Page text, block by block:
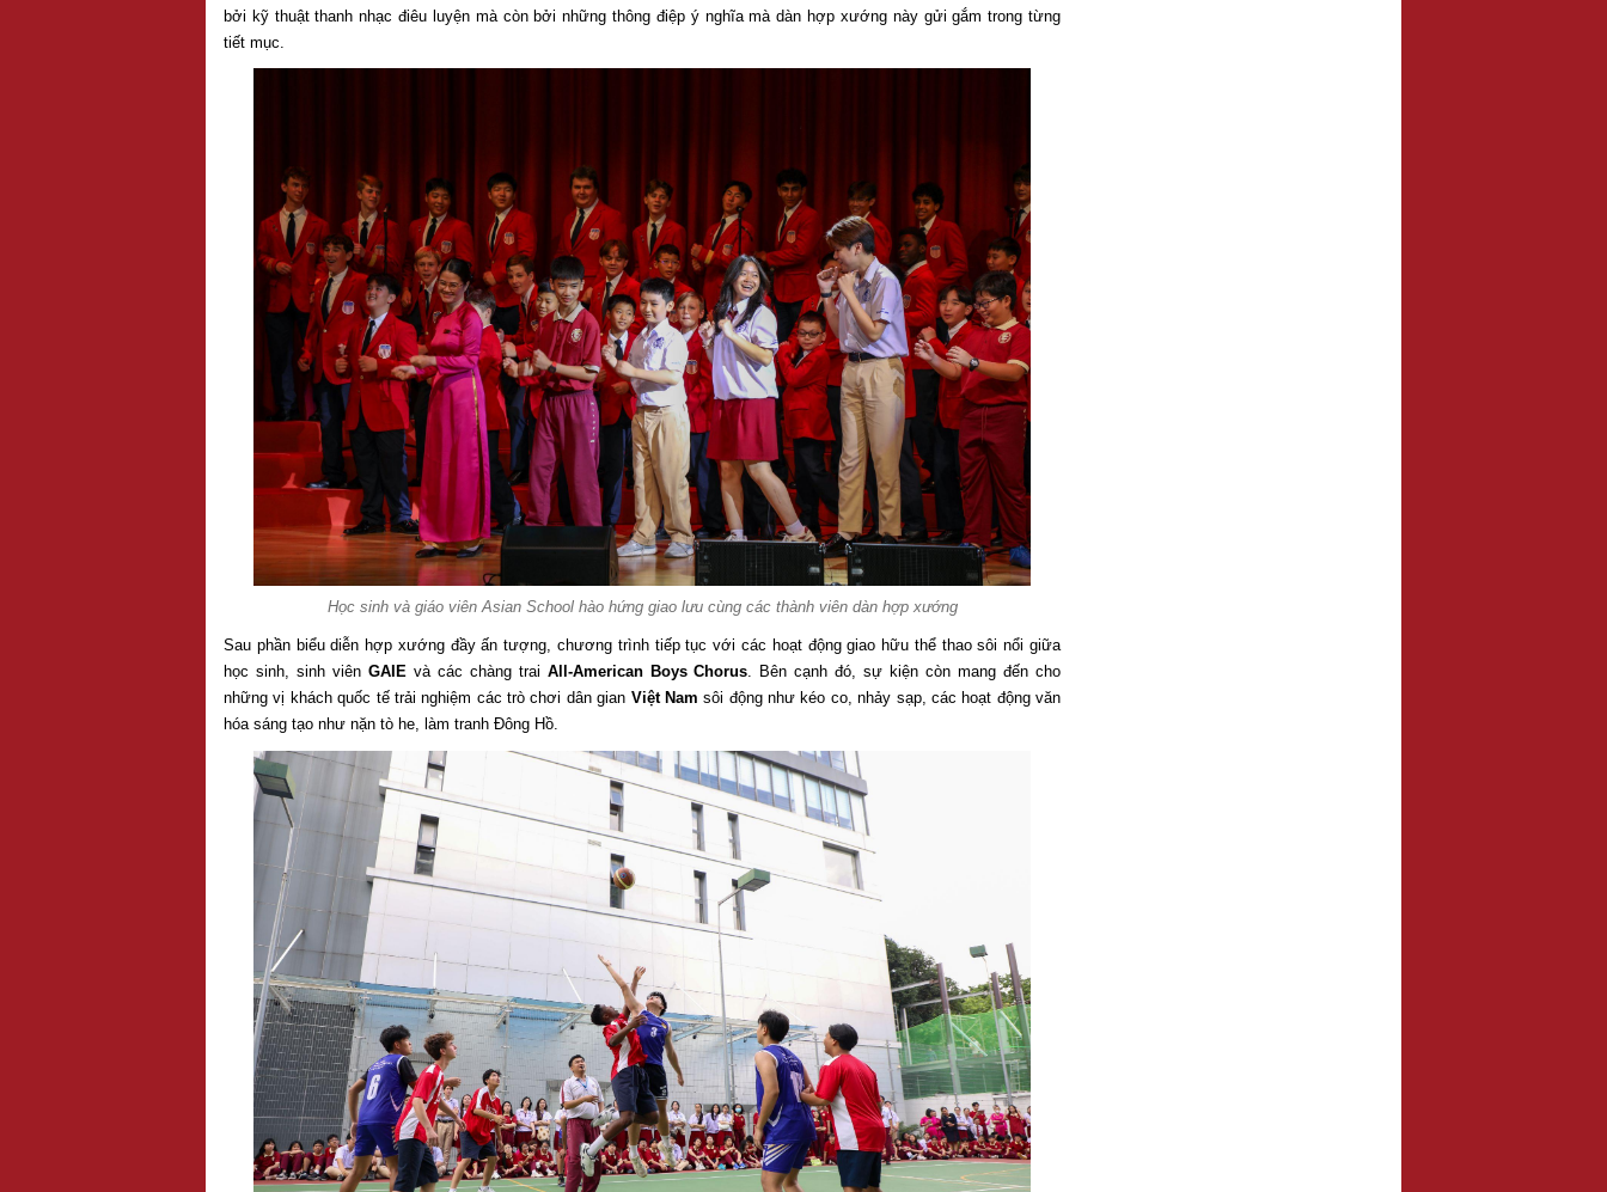
bởi kỹ thuật thanh nhạc điêu luyện mà còn bởi những thông điệp ý nghĩa mà dàn hợp xướng này gửi gắm trong từng
tiết mục.
Học sinh và giáo viên Asian School hào hứng giao lưu cùng các thành viên dàn hợp xướng
Sau phần biểu diễn hợp xướng đầy ấn tượng, chương trình tiếp tục với các hoạt động giao hữu thể thao sôi nổi giữa
học sinh, sinh viên GAIE và các chàng trai All-American Boys Chorus. Bên cạnh đó, sự kiện còn mang đến cho
những vị khách quốc tế trải nghiệm các trò chơi dân gian Việt Namsôi động như kéo co, nhảy sạp, các hoạt động văn
hóa sáng tạo như nặn tò he, làm tranh Đông Hồ.